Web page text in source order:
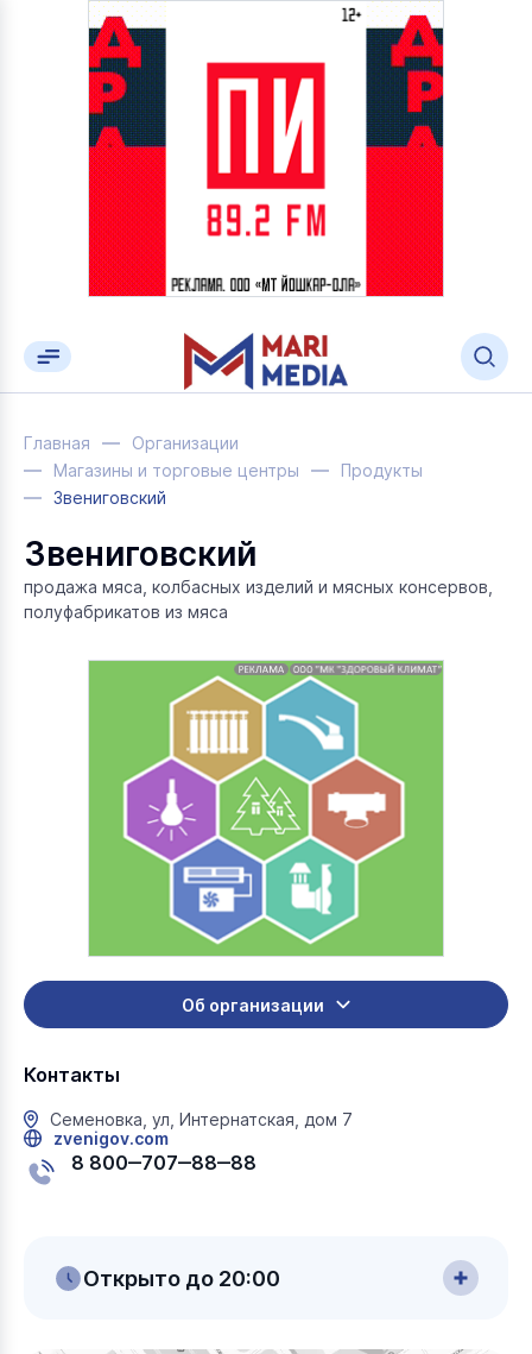
Главная
Организации
Магазины и торговые центры
Продукты
Звениговский
Звениговский
продажа мяса, колбасных изделий и мясных консервов,
полуфабрикатов из мяса
Об организации
Контакты
Семеновка, ул, Интернатская, дом 7
zvenigov.com
8 800‒707‒88‒88
Открыто до 20:00